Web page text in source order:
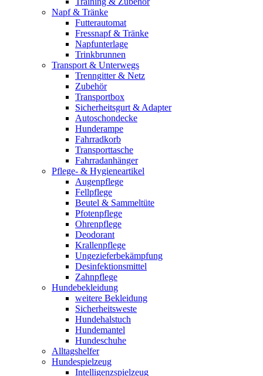
Napf & Tränke
Futterautomat
Fressnapf & Tränke
Napfunterlage
Trinkbrunnen
Transport & Unterwegs
Trenngitter & Netz
Zubehör
Transportbox
Sicherheitsgurt & Adapter
Autoschondecke
Hunderampe
Fahrradkorb
Transporttasche
Fahrradanhänger
Pflege- & Hygieneartikel
Augenpflege
Fellpflege
Beutel & Sammeltüte
Pfotenpflege
Ohrenpflege
Deodorant
Krallenpflege
Ungezieferbekämpfung
Desinfektionsmittel
Zahnpflege
Hundebekleidung
weitere Bekleidung
Sicherheitsweste
Hundehalstuch
Hundemantel
Hundeschuhe
Alltagshelfer
Hundespielzeug
Intelligenzspielzeug